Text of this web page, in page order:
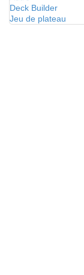
Deck Builder
Jeu de plateau